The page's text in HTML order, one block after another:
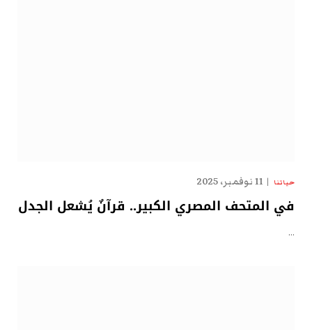
حياتنا 11 نوفمبر، 2025
في المتحف المصري الكبير.. قرآنٌ يُشعل الجدل
…